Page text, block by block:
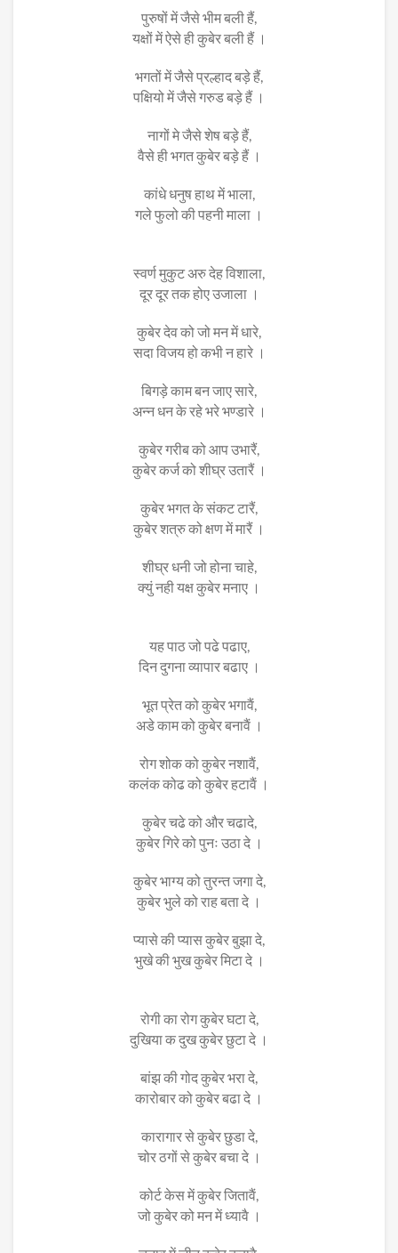
पुरुषों में जैसे भीम बली हैं,
यक्षों में ऐसे ही कुबेर बली हैं ।
भगतों में जैसे प्रल्हाद बड़े हैं,
पक्षियो में जैसे गरुड बड़े हैं ।
नागों मे जैसे शेष बड़े हैं,
वैसे ही भगत कुबेर बड़े हैं ।
कांधे धनुष हाथ में भाला,
गले फुलो की पहनी माला ।
स्वर्ण मुकुट अरु देह विशाला,
दूर दूर तक होए उजाला ।
कुबेर देव को जो मन में धारे,
सदा विजय हो कभी न हारे ।
बिगड़े काम बन जाए सारे,
अन्न धन के रहे भरे भण्डारे ।
कुबेर गरीब को आप उभारैं,
कुबेर कर्ज को शीघ्र उतारैं ।
कुबेर भगत के संकट टारैं,
कुबेर शत्रु को क्षण में मारैं ।
शीघ्र धनी जो होना चाहे,
क्युं नही यक्ष कुबेर मनाए ।
यह पाठ जो पढे पढाए,
दिन दुगना व्यापार बढाए ।
भूत प्रेत को कुबेर भगावैं,
अडे काम को कुबेर बनावैं ।
रोग शोक को कुबेर नशावैं,
कलंक कोढ को कुबेर हटावैं ।
कुबेर चढे को और चढादे,
कुबेर गिरे को पुनः उठा दे ।
कुबेर भाग्य को तुरन्त जगा दे,
कुबेर भुले को राह बता दे ।
प्यासे की प्यास कुबेर बुझा दे,
भुखे की भुख कुबेर मिटा दे ।
रोगी का रोग कुबेर घटा दे,
दुखिया क दुख कुबेर छुटा दे ।
बांझ की गोद कुबेर भरा दे,
कारोबार को कुबेर बढा दे ।
कारागार से कुबेर छुडा दे,
चोर ठगों से कुबेर बचा दे ।
कोर्ट केस में कुबेर जितावैं,
जो कुबेर को मन में ध्यावै ।